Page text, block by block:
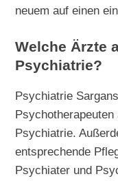
neuem auf einen
Welche Ärzte
Psychiatrie?
Psychiatrie
Psychiatrie.
entsprechende
Psychiater und